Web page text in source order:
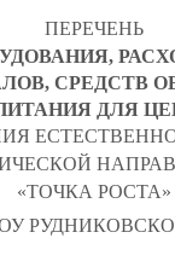
ПЕРЕЧЕНЬ
СРЕДСТВ
ДЛЯ
«ТОЧКА РОСТА»